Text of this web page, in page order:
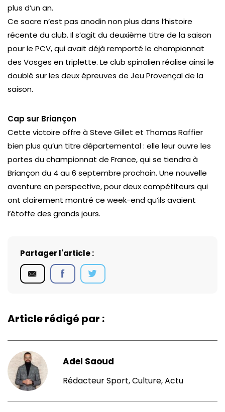
plus d’un an.
Ce sacre n’est pas anodin non plus dans l’histoire
récente du club. Il s’agit du deuxième titre de la saison
pour le PCV, qui avait déjà remporté le championnat
des Vosges en triplette. Le club spinalien réalise ainsi le
doublé sur les deux épreuves de Jeu Provençal de la
saison.
Cap sur Briançon
Cette victoire offre à Steve Gillet et Thomas Raffier
bien plus qu’un titre départemental : elle leur ouvre les
portes du championnat de France, qui se tiendra à
Briançon du 4 au 6 septembre prochain. Une nouvelle
aventure en perspective, pour deux compétiteurs qui
ont clairement montré ce week-end qu’ils avaient
l’étoffe des grands jours.
Partager l'article :
Article rédigé par :
Adel Saoud
Rédacteur Sport, Culture, Actu